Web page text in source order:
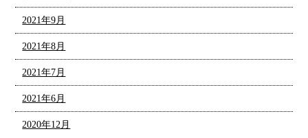
2021年9月
2021年8月
2021年7月
2021年6月
2020年12月